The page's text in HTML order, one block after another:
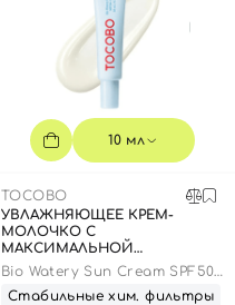
10 мл
TOCOBO
УВЛАЖНЯЮЩЕЕ КРЕМ-
МОЛОЧКО С
МАКСИМАЛЬНОЙ
СОЛНЦЕЗАЩИТНОЙ
ЗАЩИТОЙ, 10 МЛ
Bio Watery Sun Cream SPF50+
PA++++
Стабильные хим. фильтры